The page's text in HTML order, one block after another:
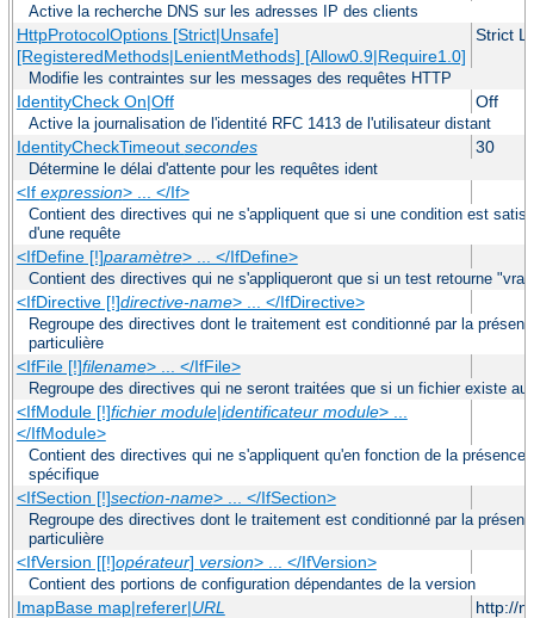
Active la recherche DNS sur les adresses IP des clients
HttpProtocolOptions [Strict|Unsafe]
[RegisteredMethods|LenientMethods] [Allow0.9|Require1.0]
Strict
Modifie les contraintes sur les messages des requêtes HTTP
IdentityCheck On|Off Off
Active la journalisation de l'identité RFC 1413 de l'utilisateur distant
IdentityCheckTimeout secondes 30
Détermine le délai d'attente pour les requêtes ident
<If expression> ... </If>
Contient des directives qui ne s'appliquent que si une condition est
d'une requête
<IfDefine [!]paramètre> ... </IfDefine>
Contient des directives qui ne s'appliqueront que si un test retourne
<IfDirective [!]directive-name> ... </IfDirective>
Regroupe des directives dont le traitement est conditionné par la
particulière
<IfFile [!]filename> ... </IfFile>
Regroupe des directives qui ne seront traitées que si un fichier existe au
<IfModule [!]fichier module|identificateur module> ...
</IfModule>
Contient des directives qui ne s'appliquent qu'en fonction de la présence
spécifique
<IfSection [!]section-name> ... </IfSection>
Regroupe des directives dont le traitement est conditionné par la
particulière
<IfVersion [[!]opérateur] version> ... </IfVersion>
Contient des portions de configuration dépendantes de la version
ImapBase map|referer|URL http://